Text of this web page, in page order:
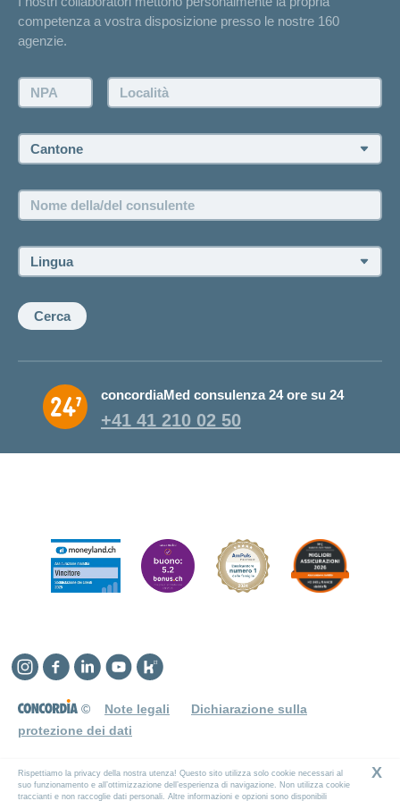
Rispettiamo la privacy della nostra utenza! Questo sito utilizza solo cookie necessari al
suo funzionamento e all’ottimizzazione dell’esperienza di navigazione. Non utilizza cookie
traccianti e non raccoglie dati personali. Altre informazioni e opzioni sono disponibili
X
Annuncio d'infortunio
Contatto
Farsi contattare telefonicamente dall'agenzia
Fissare un appuntamento
Offerte di lavoro e carriera
competenza a vostra disposizione presso le nostre 160
agenzie.
NPA: Località:
Cantone:
Nome
della/del
Lingua:
Cerca
concordiaMed consulenza 24 ore su 24
+41 41 210 02 50
© Note legali
Dichiarazione sulla
protezione dei dati
Instagram
Facebook
LinkedinYouTube
Kununu